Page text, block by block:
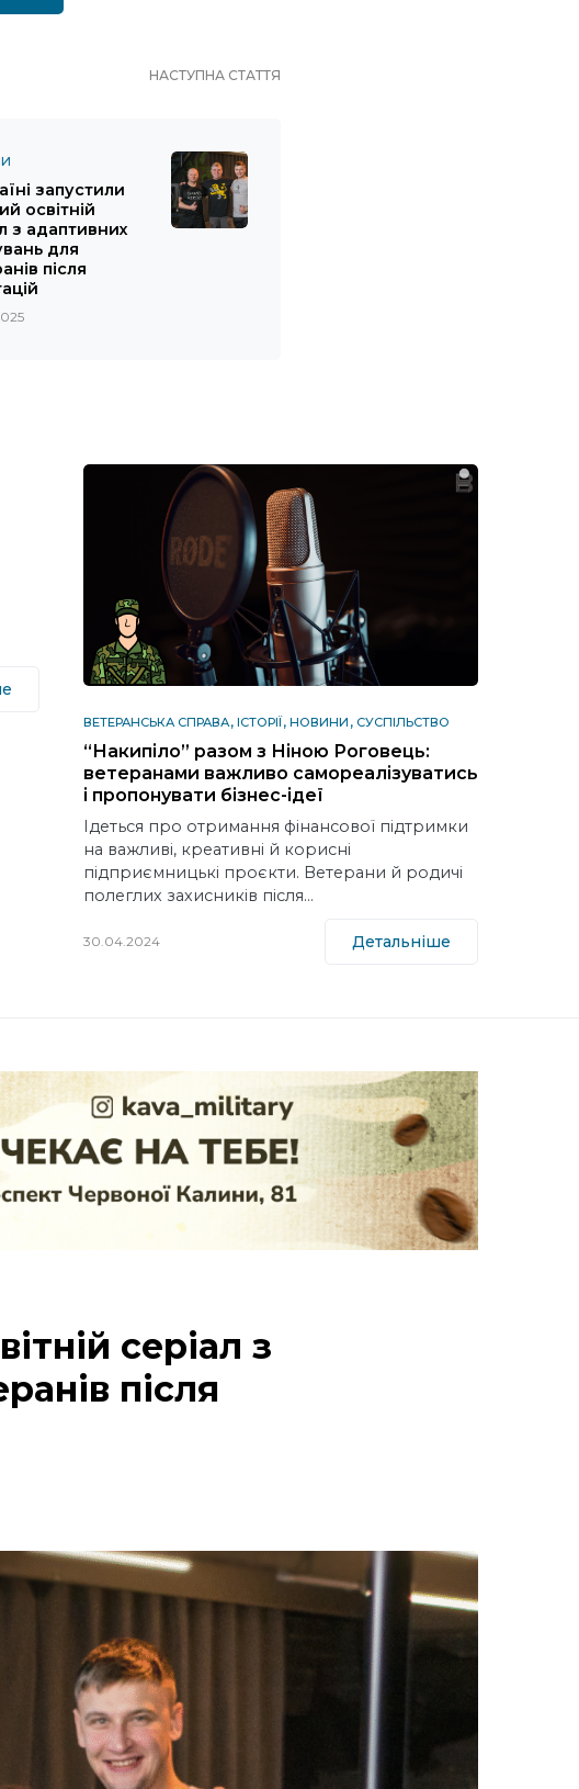
НАСТУПНА СТАТТЯ
запустили
освітній
з адаптивних
для
після
ВЕТЕРАНСЬКА СПРАВА ІСТОРІЇ НОВИНИ СУСПІЛЬСТВО
“Накипіло” разом з Ніною Роговець:
ветеранами важливо самореалізуватись
і пропонувати бізнес-ідеї
Ідеться про отримання фінансової підтримки
на важливі, креативні й корисні
підприємницькі проєкти. Ветерани й родичі
полеглих захисників після…
30.04.2024 Детальніше
серіал з
після